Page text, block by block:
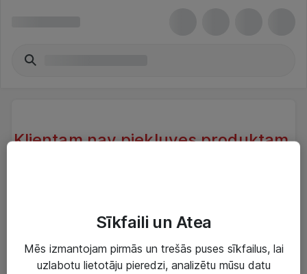
Klientam nav piekļuves produktam.
Try another search or take a look at our similar
Sīkfaili un Atea
Mēs izmantojam pirmās un trešās puses sīkfailus, lai
uzlabotu lietotāju pieredzi, analizētu mūsu datu